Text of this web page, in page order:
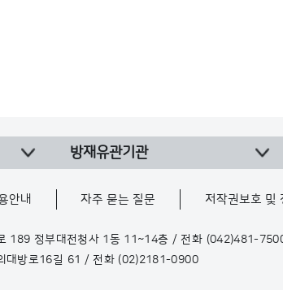
방재유관기관
안내 자주 묻는 질문 저작권보호 및
189 정부대전청사 1동 11~14층 / 전화 (042)481-
대방로16길 61 / 전화 (02)2181-0900